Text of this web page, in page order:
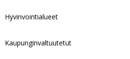
Hyvinvointialueet
Kaupunginvaltuutetut